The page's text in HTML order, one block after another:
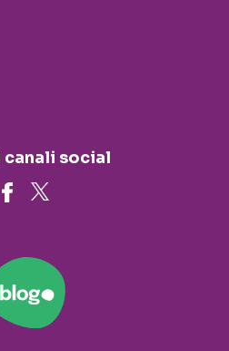
canali social